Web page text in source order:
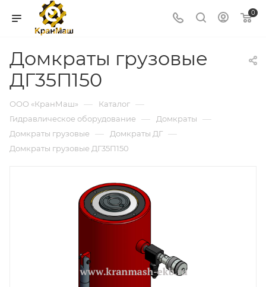
0
Домкраты грузовые
ДГ35П150
ООО «КранМаш» — Каталог —
Гидравлическое оборудование — Домкраты —
Домкраты грузовые — Домкраты ДГ —
Домкраты грузовые ДГ35П150